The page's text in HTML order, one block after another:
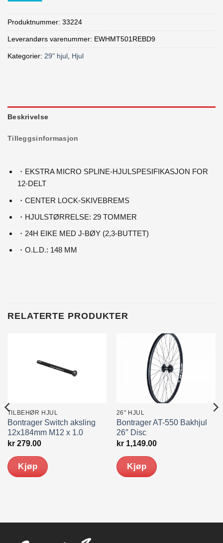
Produktnummer: 33224
Leverandørs varenummer: EWHMT501REBD9
Kategorier: 29" hjul Hjul
Beskrivelse
Tilleggsinformasjon
・EKSTRA MICRO SPLINE-HJULSPESIFIKASJON FOR
12-DELT
・CENTER LOCK-SKIVEBREMS
・HJULSTØRRELSE: 29 TOMMER
・24H EIKE MED J-BØY (2,3-BUTTET)
・O.L.D.: 148 MM
RELATERTE PRODUKTER
TILBEHØR HJUL
Bontrager Switch aksling
12x184mm M12 x 1.0
kr279.00
Kjøp
26" HJUL
Bontrager AT-550 Bakhjul
26″ Disc
kr1,149.00
Kjøp